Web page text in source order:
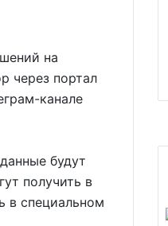
на
через портал
канале
будут
получить в
в специальном